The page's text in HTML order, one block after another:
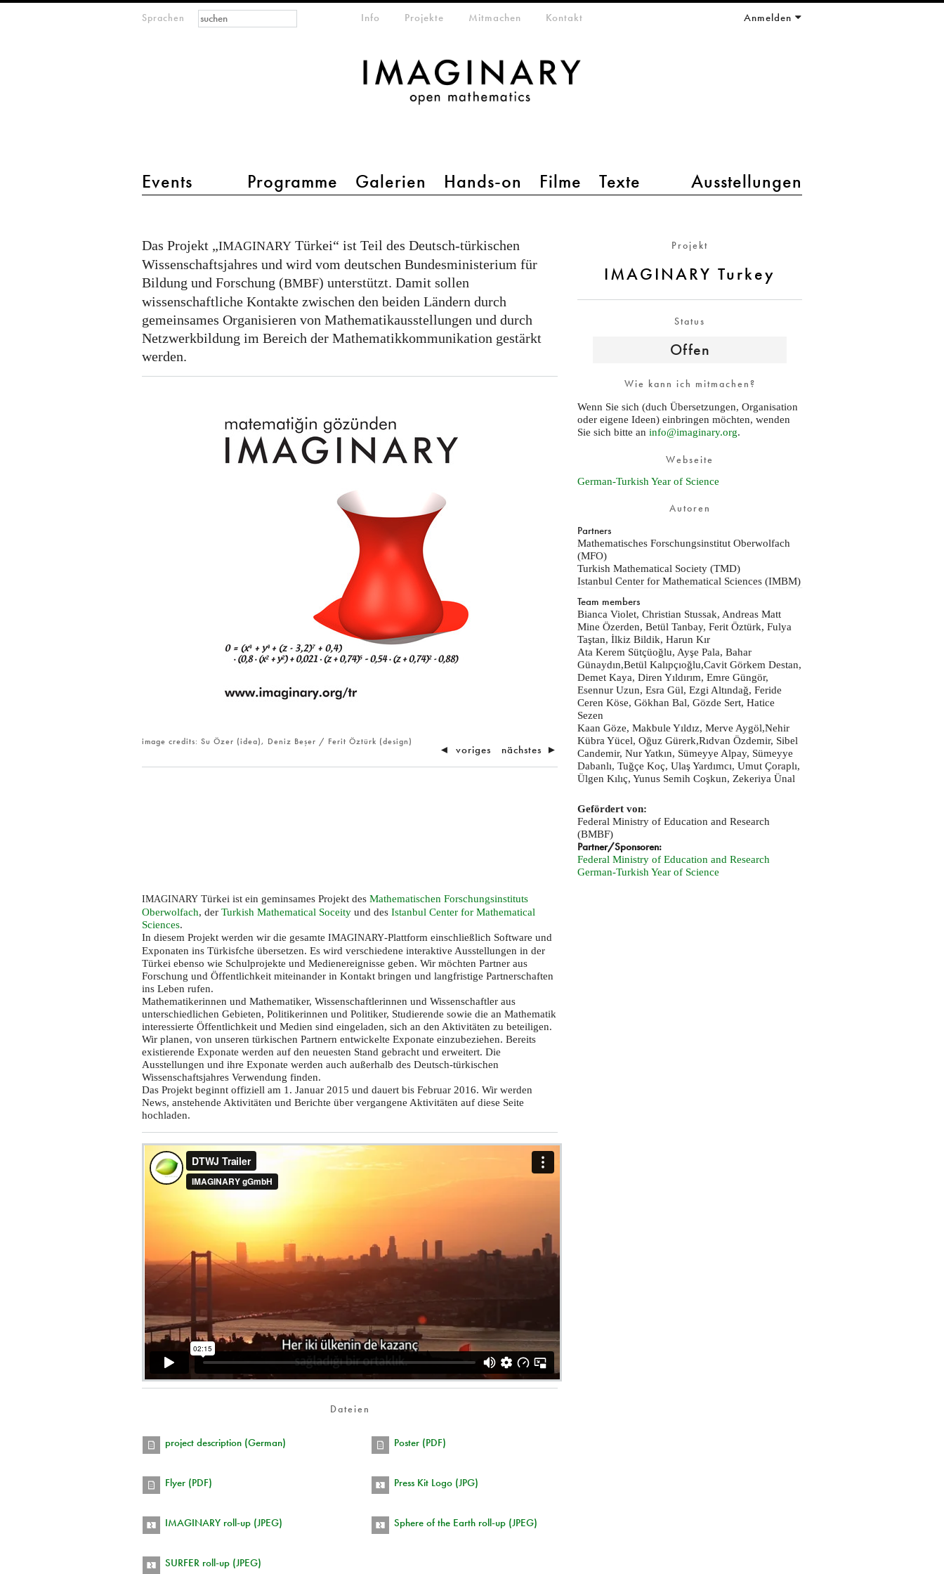
Sprachen
Hauptmenü 2
Events Programme Galerien Hands-on Filme Texte Ausstellungen
Info Projekte Mitmachen Kontakt Anmelden
Suchformular
Suche
Turkey
Projekt
IMAGINARY Turkey
Status
Offen
Wie kann ich mitmachen?
Wenn Sie sich (duch Übersetzungen, Organisation
oder eigene Ideen) einbringen möchten, wenden
Sie sich bitte aninfo@imaginary.org.
Webseite
German-Turkish Year of Science
Autoren
Partners
Mathematisches Forschungsinstitut Oberwolfach
(MFO)
Turkish Mathematical Society (TMD)
Istanbul Center for Mathematical Sciences (IMBM)
Team members
Bianca Violet, Christian Stussak, Andreas Matt
Mine Özerden, Betül Tanbay, Ferit Öztürk, Fulya
Taştan, İlkiz Bildik, Harun Kır
Ata Kerem Sütçüoğlu, Ayşe Pala, Bahar
Günaydın,Betül Kalıpçıoğlu,Cavit Görkem Destan,
Demet Kaya, Diren Yıldırım, Emre Güngör,
Esennur Uzun, Esra Gül, Ezgi Altındağ, Feride
Ceren Köse, Gökhan Bal, Gözde Sert, Hatice
Sezen
Kaan Göze, Makbule Yıldız, Merve Aygöl,Nehir
Kübra Yücel, Oğuz Gürerk,Rıdvan Özdemir, Sibel
Candemir, Nur Yatkın, Sümeyye Alpay, Sümeyye
Dabanlı, Tuğçe Koç, Ulaş Yardımcı, Umut Çoraplı,
Ülgen Kılıç, Yunus Semih Coşkun, Zekeriya Ünal
Gefördert von:
Federal Ministry of Education and Research
(BMBF)
Partner/Sponsoren:
Federal Ministry of Education and Research
German-Turkish Year of Science
Das Projekt „IMAGINARY Türkei“ ist Teil des Deutsch-türkischen
Wissenschaftsjahres und wird vom deutschen Bundesministerium für
Bildung und Forschung (BMBF) unterstützt. Damit sollen
wissenschaftliche Kontakte zwischen den beiden Ländern durch
gemeinsames Organisieren von Mathematikausstellungen und durch
Netzwerkbildung im Bereich der Mathematikkommunikation gestärkt
werden.
image credits: Su Özer (idea), Deniz Beşer / Ferit Öztürk (design)
◄ voriges nächstes ►
IMAGINARY Türkei ist ein geminsames Projekt desMathematischen Forschungsinstituts
Oberwolfach, derTurkish Mathematical Soceity und desIstanbul Center for Mathematical
Sciences.
In diesem Projekt werden wir die gesamteIMAGINARY-Plattform einschließlich Software und
Exponaten ins Türkisfche übersetzen. Es wird verschiedene interaktive Ausstellungen in der
Türkei ebenso wie Schulprojekte und Medienereignisse geben. Wir möchten Partner aus
Forschung und Öffentlichkeit miteinander in Kontakt bringen und langfristige Partnerschaften
ins Leben rufen.
Mathematikerinnen und Mathematiker, Wissenschaftlerinnen und Wissenschaftler aus
unterschiedlichen Gebieten, Politikerinnen und Politiker, Studierende sowie die an Mathematik
interessierte Öffentlichkeit und Medien sind eingeladen, sich an den Aktivitäten zu beteiligen.
Wir planen, von unseren türkischen Partnern entwickelte Exponate einzubeziehen. Bereits
existierende Exponate werden auf den neuesten Stand gebracht und erweitert. Die
Ausstellungen und ihre Exponate werden auch außerhalb des Deutsch-türkischen
Wissenschaftsjahres Verwendung finden.
Das Projekt beginnt offiziell am 1. Januar 2015 und dauert bis Februar 2016. Wir werden
News, anstehende Aktivitäten und Berichte über vergangene Aktivitäten auf diese Seite
hochladen.
Dateien
project description (German) Poster (PDF)
Flyer (PDF) Press Kit Logo (JPG)
IMAGINARY roll-up (JPEG) Sphere of the Earth roll-up (JPEG)
SURFER roll-up (JPEG)